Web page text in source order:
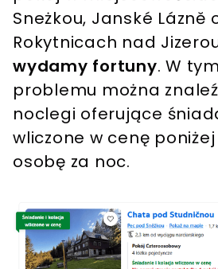
Sneżkou, Janské Lázně
Rokytnicach nad
wydamy fortuny. W
problemu można
noclegi oferujące
wliczone w cenę poniżej
osobę za noc.